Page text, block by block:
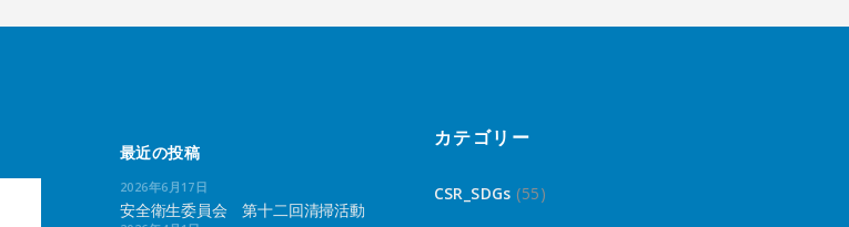
最近の投稿
2026年6月17日
安全衛生委員会 第十二回清掃活動
カテゴリー
CSR_SDGs (55)